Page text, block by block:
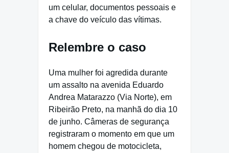
um celular, documentos pessoais e
a chave do veículo das vítimas.
Relembre o caso
Uma mulher foi agredida durante
um assalto na avenida Eduardo
Andrea Matarazzo (Via Norte), em
Ribeirão Preto, na manhã do dia 10
de junho. Câmeras de segurança
registraram o momento em que um
homem chegou de motocicleta,